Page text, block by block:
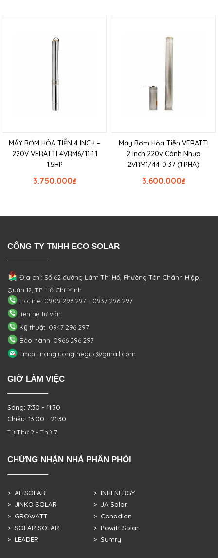
MÁY BƠM HỎA TIỄN 4 INCH –
220V VERATTI 4VRM6/11-1.1
1.5HP
₫
3.750.000
Máy Bơm Hỏa Tiễn VERATTI
2 Inch 220v Cánh Nhựa
2VRM1/44-0.37 (1 PHA)
₫
3.600.000
CÔNG TY TNHH ECO SOLAR
Địa chỉ: Số 62 đường Lâm Thị Hố, PhườngTân Chánh Hiệp,
Quận 12, TP. Hồ Chí Minh
Hotline: 0909 296 297 - 0937 296 297
Liên hệ tư vấn
Kỹ thuật: 0947 296 297
Bảo hành: 0966 296 297
Email: nangluongthegioi@gmail.com
GIỜ LÀM VIỆC
Sáng: 7:30 - 11:30
Chiều: 13:00 - 21:30
Từ Thứ 2 - Thứ 7
CHỨNG NHẬN NHÀ PHÂN PHỐI
> AE SOLAR
> JINKO SOLAR
> GROWATT
> SOFAR SOLAR
> LEADER
> INHENERGY
> JA Solar
> Canadian
> Powitt Solar
> Sumry